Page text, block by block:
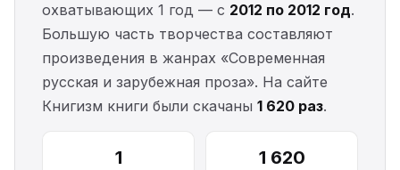
охватывающих 1 год — с 2012 по 2012 год.
Большую часть творчества составляют
произведения в жанрах «Современная
русская и зарубежная проза». На сайте
Книгизм книги были скачаны 1 620 раз.
1 1 620